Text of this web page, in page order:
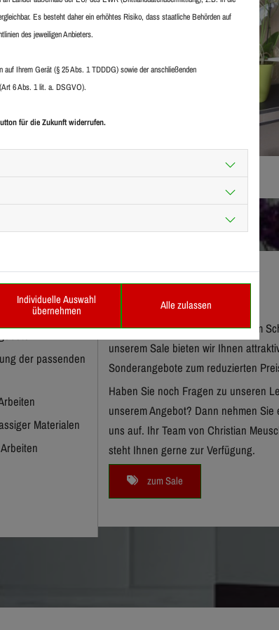
um Leipzig. Wir
zu den
Fliesenbelags
wir von Christian
Leipzig und
der passenden
Materialen
Unsere Schnäppchen
Sie sind auf der Suche nach einem
unserem Sale bieten wir Ihnen
Sonderangebote zum reduzierten
Haben Sie noch Fragen zu unseren
unserem Angebot? Dann nehmen
uns auf. Ihr Team von Christian
steht Ihnen gerne zur Verfügung.
zum Sale
Es besteht daher ein erhöhtes Risiko, dass staatliche Behörden auf
des jeweiligen Anbieters.
Ihrem Gerät (§ 25 Abs. 1 TDDDG) sowie der anschließenden
6 Abs. 1 lit. a. DSGVO).
für die Zukunft widerrufen.
Individuelle Auswahl
übernehmen Alle zulassen